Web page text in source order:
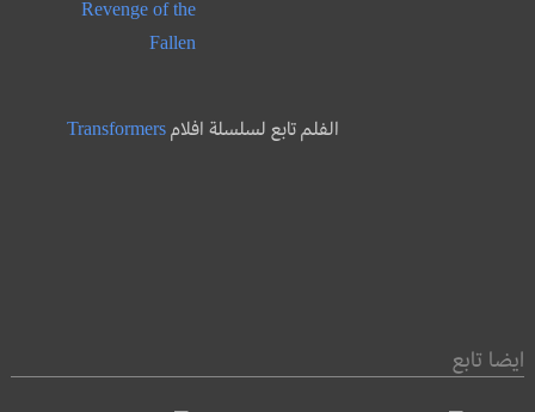
Revenge of the
Fallen
الفلم تابع لسلسلة افلامTransformers
ايضا تابع